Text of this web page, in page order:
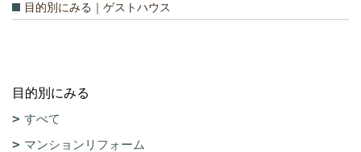
目的別にみる｜ゲストハウス
目的別にみる
すべて
マンションリフォーム